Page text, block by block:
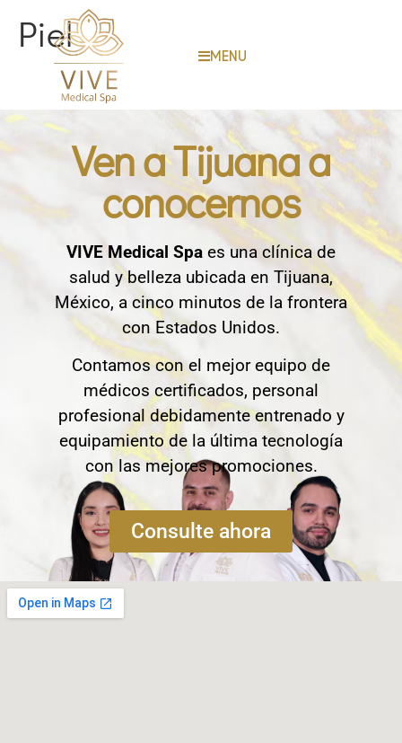
MENU
Piel
Ven a Tijuana a
conocernos
VIVE Medical Spa es una clínica de
salud y belleza ubicada en Tijuana,
México, a cinco minutos de la frontera
con Estados Unidos.
Contamos con el mejor equipo de
médicos certificados, personal
profesional debidamente entrenado y
equipamiento de la última tecnología
con las mejores promociones.
Consulte ahora